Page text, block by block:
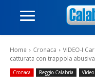
Home Cronaca
VIDEO-I
catturata con trappola
Cronaca Reggio Calabria Video